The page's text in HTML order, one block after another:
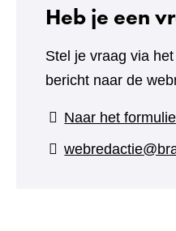
Heb je een
Stel je vraag via
bericht naar de
Naar het